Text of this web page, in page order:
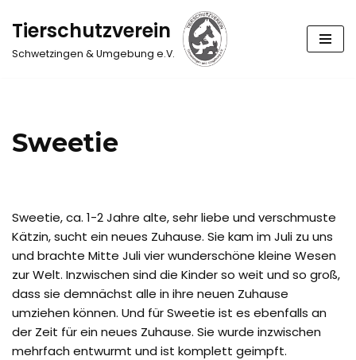
Zum
Inhalt
Tierschutzverein
Schwetzingen & Umgebung e.V.
Sweetie
Sweetie, ca. 1-2 Jahre alte, sehr liebe und verschmuste
Kätzin, sucht ein neues Zuhause. Sie kam im Juli zu uns
und brachte Mitte Juli vier wunderschöne kleine Wesen
zur Welt. Inzwischen sind die Kinder so weit und so groß,
dass sie demnächst alle in ihre neuen Zuhause
umziehen können. Und für Sweetie ist es ebenfalls an
der Zeit für ein neues Zuhause. Sie wurde inzwischen
mehrfach entwurmt und ist komplett geimpft.